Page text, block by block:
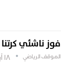
فوز ناشئي
الموقف الرياضي 18 أيلول , 2025